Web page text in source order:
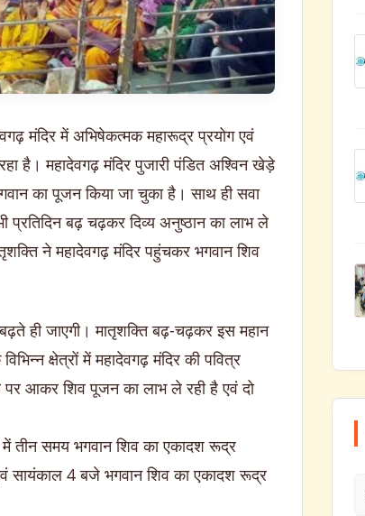
मंदिर में अभिषेकत्मक महारूद्र प्रयोग एवं
है। महादेवगढ़ मंदिर पुजारी पंडित अश्विन खेड़े
का पूजन किया जा चुका है। साथ ही सवा
बढ़ चढ़कर दिव्य अनुष्ठान का लाभ ले
ने महादेवगढ़ मंदिर पहुंचकर भगवान शिव
ही जाएगी। मातृशक्ति बढ़-चढ़कर इस महान
क्षेत्रों में महादेवगढ़ मंदिर की पवित्र
पर आकर शिव पूजन का लाभ ले रही है एवं दो
में तीन समय भगवान शिव का एकादश रूद्र
सायंकाल 4 बजे भगवान शिव का एकादश रूद्र